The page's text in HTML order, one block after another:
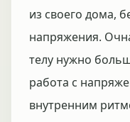
из своего дома,
напряжения.
телу нужно
работа с
внутренним